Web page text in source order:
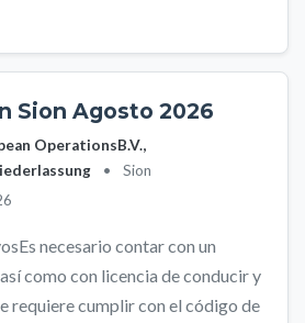
Sion Agosto 2026
OperationsB.V.,
•
Sion
necesario contar con un
como con licencia de conducir y
requiere cumplir con el código de